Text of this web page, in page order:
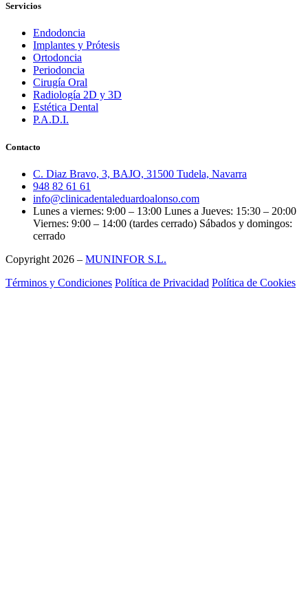
Servicios
Endodoncia
Implantes y Prótesis
Ortodoncia
Periodoncia
Cirugía Oral
Radiología 2D y 3D
Estética Dental
P.A.D.I.
Contacto
C. Diaz Bravo, 3, BAJO, 31500 Tudela, Navarra
948 82 61 61
info@clinicadentaleduardoalonso.com
Lunes a viernes: 9:00 – 13:00 Lunes a Jueves: 15:30 – 20:00
Viernes: 9:00 – 14:00 (tardes cerrado) Sábados y domingos:
cerrado
Copyright 2026 – MUNINFOR S.L.
Términos y Condiciones Política de Privacidad Política de Cookies